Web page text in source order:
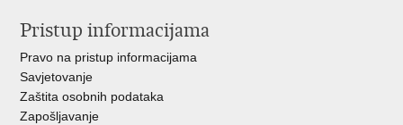
Pristup informacijama
Pravo na pristup informacijama
Savjetovanje
Zaštita osobnih podataka
Zapošljavanje